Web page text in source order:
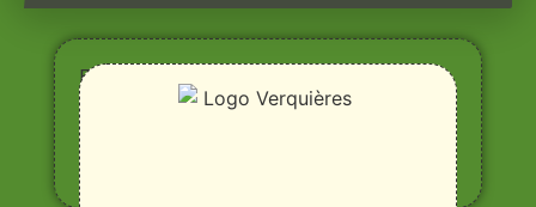
Entre
Rhône,
Alpilles
et
Durance